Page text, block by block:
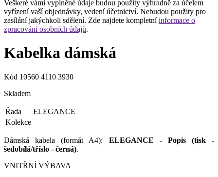
Veškeré vámi vyplněné údaje budou použity výhradně za účelem
vyřízení vaší objednávky, vedení účetnictví. Nebudou použity pro
zasílání jakýchkoli sdělení. Zde najdete kompletníinformace o
zpracování osobních údajů.
Kabelka dámská
Kód 10560 4110 3930
Skladem
Řada
ELEGANCE
Kolekce
Dámská kabela (formát A4): ELEGANCE - Popis (tisk -
šedobílá/tříslo - černá).
VNITŘNÍ VÝBAVA